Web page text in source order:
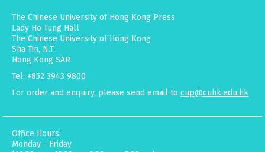
The Chinese University of Hong Kong Press
Lady Ho Tung Hall
The Chinese University of Hong Kong
Sha Tin, N.T.
Hong Kong SAR
Tel: +852 3943 9800
For order and enquiry, please send email to cup@cuhk.edu.hk
Office Hours:
Monday - Friday